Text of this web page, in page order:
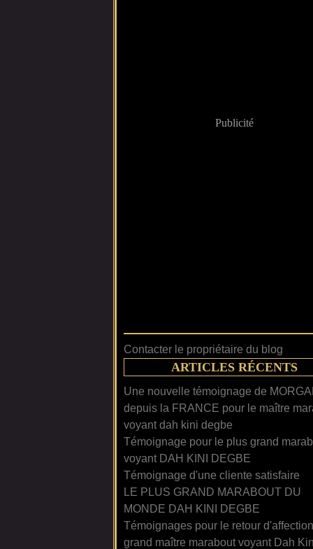
Publicité
Contacter le propriétaire du blog
ARTICLES RÉCENTS
Une nouvelle témoignage de
depuis la FRANCE pour le maître
voyant dah kini degbe
Témoignage pour le plus grand
voyant DAH KINI DEGBE
Témoignage d'une cliente satisfaire
LE PLUS GRAND MARABOUT DU
MONDE DAH KINI DEGBE
Témoignages pour le retour
grand maître marabout voyant Dah